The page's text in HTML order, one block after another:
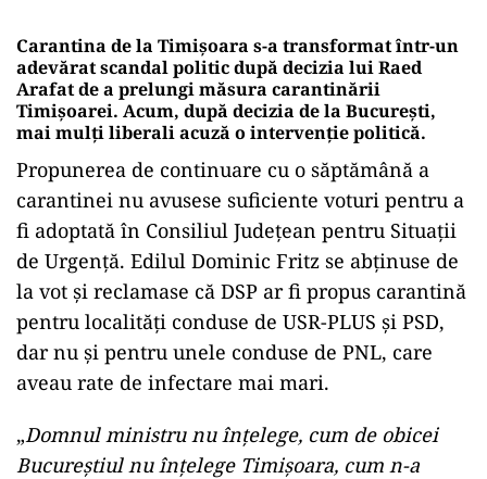
Carantina de la Timișoara s-a transformat într-un
adevărat scandal politic după decizia lui Raed
Arafat de a prelungi măsura carantinării
Timișoarei. Acum, după decizia de la București,
mai mulți liberali acuză o intervenție politică.
Propunerea de continuare cu o săptămână a
carantinei nu avusese suficiente voturi pentru a
fi adoptată în Consiliul Județean pentru Situații
de Urgență. Edilul Dominic Fritz se abținuse de
la vot și reclamase că DSP ar fi propus carantină
pentru localități conduse de USR-PLUS și PSD,
dar nu și pentru unele conduse de PNL, care
aveau rate de infectare mai mari.
„Domnul ministru nu înțelege, cum de obicei
Bucureștiul nu înțelege Timișoara, cum n-a